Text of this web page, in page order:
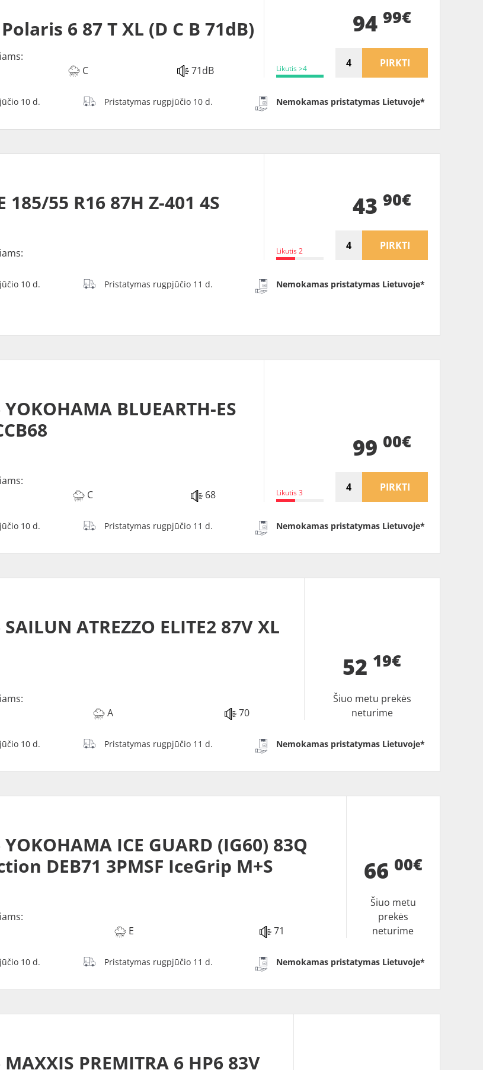
6 87 T XL (D C B 71dB)
C 71dB Likutis >4
94 99€
PIRKTI
10 d. Pristatymas rugpjūčio 10 d. Nemokamas pristatymas Lietuvoje*
185/55 R16 87H Z-401 4S
Likutis 2
43 90€
PIRKTI
10 d. Pristatymas rugpjūčio 11 d. Nemokamas pristatymas Lietuvoje*
BLUEARTH-ES
C 68 Likutis 3
99 00€
PIRKTI
10 d. Pristatymas rugpjūčio 11 d. Nemokamas pristatymas Lietuvoje*
ATREZZO ELITE2 87V XL
A 70
52 19€
Šiuo metu prekės
neturime
10 d. Pristatymas rugpjūčio 11 d. Nemokamas pristatymas Lietuvoje*
ICE GUARD (IG60) 83Q
DEB71 3PMSF IceGrip M+S
E 71
66 00€
Šiuo metu
prekės
neturime
10 d. Pristatymas rugpjūčio 11 d. Nemokamas pristatymas Lietuvoje*
PREMITRA 6 HP6 83V